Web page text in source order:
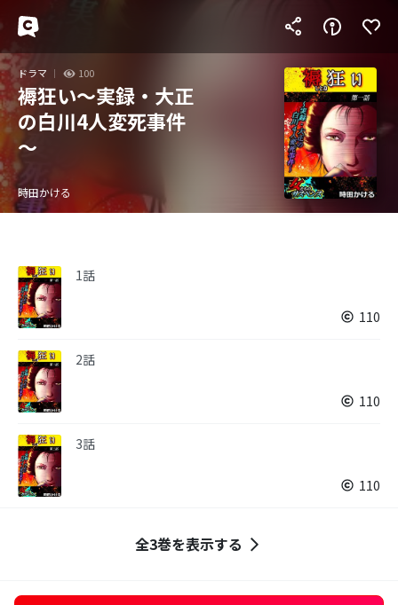
ドラマ 100
褥狂い～実録・大正
の白川4人変死事件
～
時田かける
1話
110
2話
110
3話
110
全3巻を表示する